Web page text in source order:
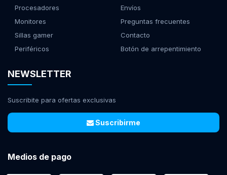
Procesadores
Monitores
Sillas gamer
Periféricos
Envíos
Preguntas frecuentes
Contacto
Botón de arrepentimiento
NEWSLETTER
Suscribite para ofertas exclusivas
Suscribirme
Medios de pago